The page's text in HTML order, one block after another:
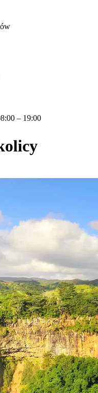
– 19:00